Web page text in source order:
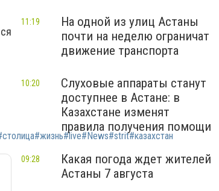
На одной из улиц Астаны
почти на неделю ограничат
движение транспорта
11:19
Слуховые аппараты станут
доступнее в Астане: в
Казахстане изменят
правила получения помощи
10:20
Какая погода ждет жителей
Астаны 7 августа
09:28